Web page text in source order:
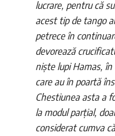
lucrare, pentru că
acest tip de tango
petrece în
devorează
niște lupi Hamas,
care au în poartă
Chestiunea asta a
la modul parțial,
considerat cumva